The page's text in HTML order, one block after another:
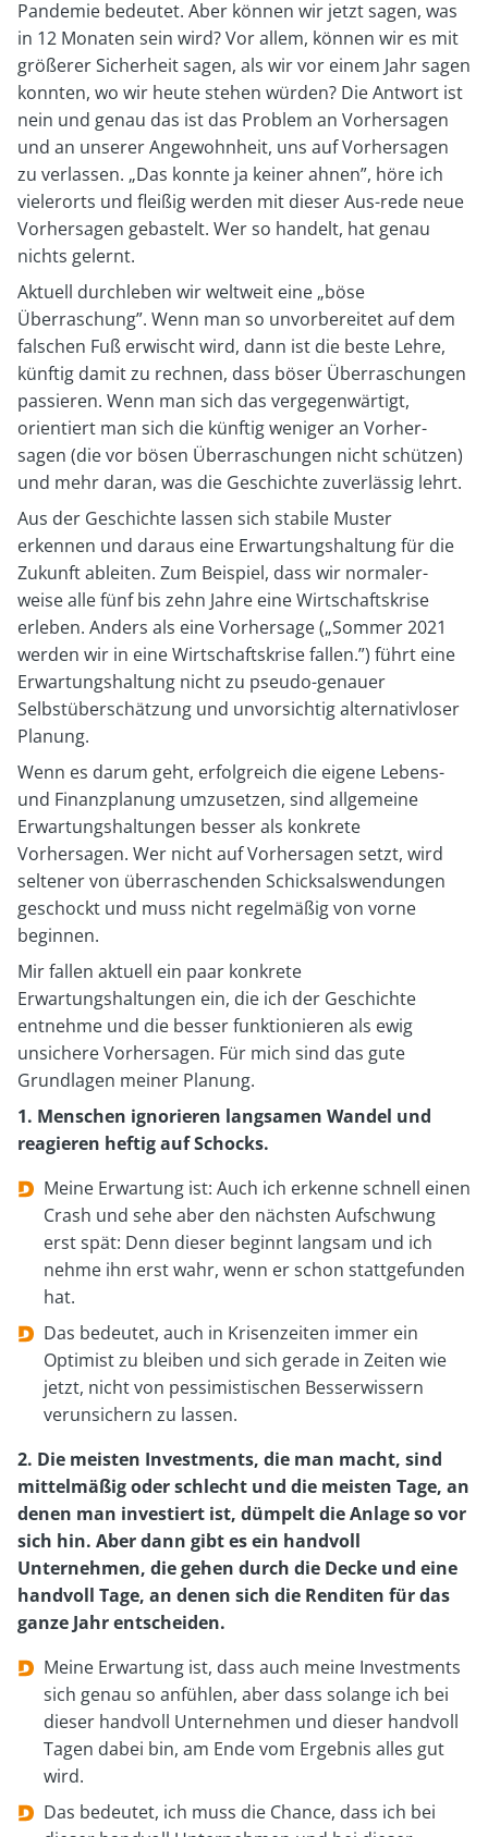
Pandemie bedeutet. Aber können wir jetzt sagen, was
in 12 Monaten sein wird? Vor allem, können wir es mit
größerer Sicherheit sagen, als wir vor einem Jahr sagen
konnten, wo wir heute stehen würden? Die Antwort ist
nein und genau das ist das Problem an Vorhersagen
und an unserer Angewohnheit, uns auf Vorhersagen
zu verlassen. „Das konnte ja keiner ahnen”, höre ich
vielerorts und fleißig werden mit dieser Aus-rede neue
Vorhersagen gebastelt. Wer so handelt, hat genau
nichts gelernt.
Aktuell durchleben wir weltweit eine „böse
Überraschung”. Wenn man so unvorbereitet auf dem
falschen Fuß erwischt wird, dann ist die beste Lehre,
künftig damit zu rechnen, dass böser Überraschungen
passieren. Wenn man sich das vergegenwärtigt,
orientiert man sich die künftig weniger an Vorher-
sagen (die vor bösen Überraschungen nicht schützen)
und mehr daran, was die Geschichte zuverlässig lehrt.
Aus der Geschichte lassen sich stabile Muster
erkennen und daraus eine Erwartungshaltung für die
Zukunft ableiten. Zum Beispiel, dass wir normaler-
weise alle fünf bis zehn Jahre eine Wirtschaftskrise
erleben. Anders als eine Vorhersage („Sommer 2021
werden wir in eine Wirtschaftskrise fallen.”) führt eine
Erwartungshaltung nicht zu pseudo-genauer
Selbstüberschätzung und unvorsichtig alternativloser
Planung.
Wenn es darum geht, erfolgreich die eigene Lebens-
und Finanzplanung umzusetzen, sind allgemeine
Erwartungshaltungen besser als konkrete
Vorhersagen. Wer nicht auf Vorhersagen setzt, wird
seltener von überraschenden Schicksalswendungen
geschockt und muss nicht regelmäßig von vorne
beginnen.
Mir fallen aktuell ein paar konkrete
Erwartungshaltungen ein, die ich der Geschichte
entnehme und die besser funktionieren als ewig
unsichere Vorhersagen. Für mich sind das gute
Grundlagen meiner Planung.
1. Menschen ignorieren langsamen Wandel und
reagieren heftig auf Schocks.
Meine Erwartung ist: Auch ich erkenne schnell einen
Crash und sehe aber den nächsten Aufschwung
erst spät: Denn dieser beginnt langsam und ich
nehme ihn erst wahr, wenn er schon stattgefunden
hat.
Das bedeutet, auch in Krisenzeiten immer ein
Optimist zu bleiben und sich gerade in Zeiten wie
jetzt, nicht von pessimistischen Besserwissern
verunsichern zu lassen.
2. Die meisten Investments, die man macht, sind
mittelmäßig oder schlecht und die meisten Tage, an
denen man investiert ist, dümpelt die Anlage so vor
sich hin. Aber dann gibt es ein handvoll
Unternehmen, die gehen durch die Decke und eine
handvoll Tage, an denen sich die Renditen für das
ganze Jahr entscheiden.
Meine Erwartung ist, dass auch meine Investments
sich genau so anfühlen, aber dass solange ich bei
dieser handvoll Unternehmen und dieser handvoll
Tagen dabei bin, am Ende vom Ergebnis alles gut
wird.
Das bedeutet, ich muss die Chance, dass ich bei